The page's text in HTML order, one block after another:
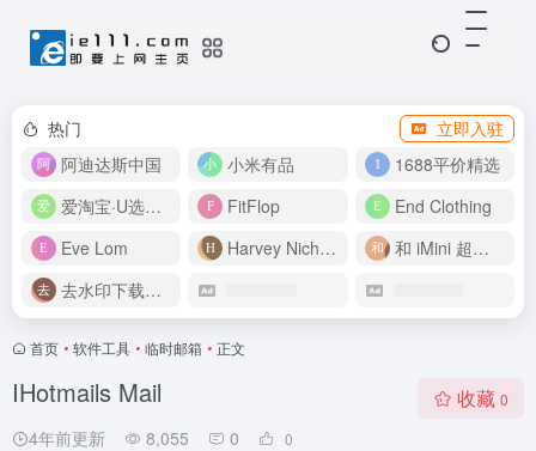
热门
立即入驻
阿迪达斯中国
小米有品
1688平价精选
爱淘宝·U选好价
FitFlop
End Clothing
Eve Lom
Harvey Nichols
和 iMini 超级智能体一起构建伟大作品
去水印下载视频
首页 • 软件工具 • 临时邮箱 • 正文
IHotmails Mail
4年前更新 8,055 0 0
收藏 0